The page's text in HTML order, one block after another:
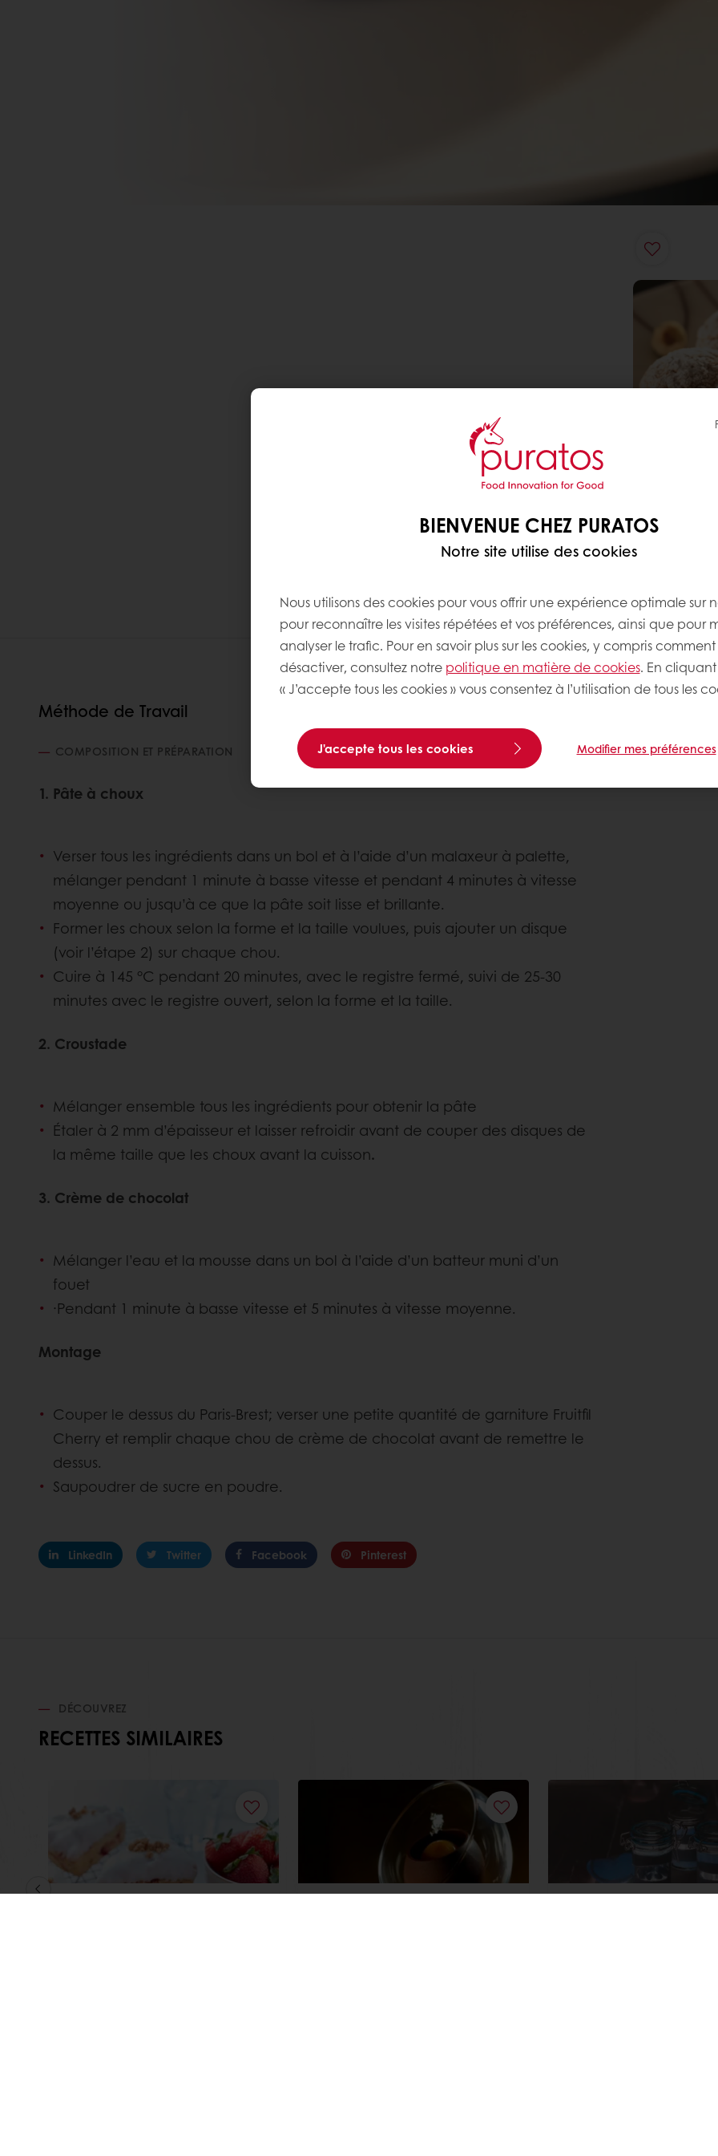
Méthode de Travail
COMPOSITION ET PRÉPARATION
1. Pâte à choux
Verser tous les ingrédients dans un bol et à l’aide d’un malaxeur à palette,
mélanger pendant 1 minute à basse vitesse et pendant 4 minutes à vitesse
moyenne ou jusqu’à ce que la pâte soit lisse et brillante.
Former les choux selon la forme et la taille voulues, puis ajouter un disque
(voir l’étape 2) sur chaque chou.
Cuire à 145 °C pendant 20 minutes, avec le registre fermé, suivi de 25-30
minutes avec le registre ouvert, selon la forme et la taille.
2. Croustade
Mélanger ensemble tous les ingrédients pour obtenir la pâte
Étaler à 2 mm d’épaisseur et laisser refroidir avant de couper des disques de
la même taille que les choux avant la cuisson.
3. Crème de chocolat
Mélanger l’eau et la mousse dans un bol à l’aide d’un batteur muni d’un
fouet
·Pendant 1 minute à basse vitesse et 5 minutes à vitesse moyenne.
Montage
Couper le dessus du Paris-Brest; verser une petite quantité de garniture Fruitfil
Cherry et remplir chaque chou de crème de chocolat avant de remettre le
dessus.
Saupoudrer de sucre en poudre.
LinkedIn Twitter Facebook Pinterest
À propos
Niveau de
DÉCOUVREZ
RECETTES SIMILAIRES
BIENVENUE CHEZ PURATOS
Notre site utilise des cookies
Nous utilisons des cookies pour vous offrir une expérience optimale sur
pour reconnaître les visites répétées et vos préférences, ainsi que pour
analyser le trafic. Pour en savoir plus sur les cookies, y compris comment
désactiver, consultez notre politique en matière de cookies. En cliquant
« J’accepte tous les cookies » vous consentez à l’utilisation de tous les
J'accepte tous les cookies Modifier mes préférences